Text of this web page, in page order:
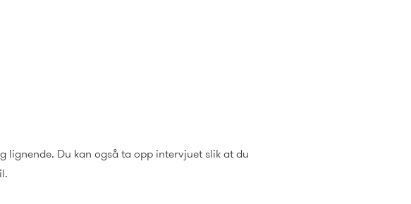
Du kan også ta opp intervjuet slik at du